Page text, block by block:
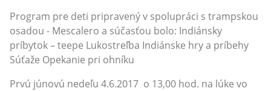
Program pre deti pripravený v spolupráci s trampskou
osadou - Mescalero a súčasťou bolo: Indiánsky
príbytok – teepe Lukostreľba Indiánske hry a príbehy
Súťaže Opekanie pri ohníku
Prvú júnovú nedeľu 4.6.2017 o 13,00 hod. na lúke vo